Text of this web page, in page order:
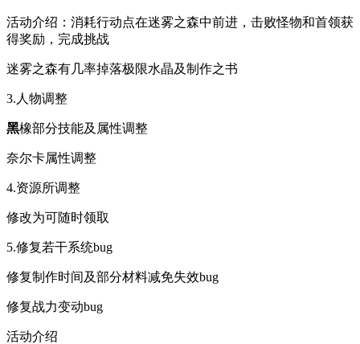
活动介绍：消耗行动点在迷雾之森中前进，击败怪物和首领获
得奖励，完成挑战
迷雾之森有几率掉落极限水晶及制作之书
3.人物调整
黑橡部分技能及属性调整
奈尔卡属性调整
4.资源所调整
修改为可随时领取
5.修复若干系统bug
修复制作时间及部分材料减免失效bug
修复战力变动bug
活动介绍